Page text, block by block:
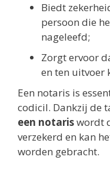
Biedt
persoon die
nageleefd;
Zorgt ervoor
en ten uitvoer
Een notaris is
codicil. Dankzij de
een notariswordt
verzekerd en kan
worden gebracht.